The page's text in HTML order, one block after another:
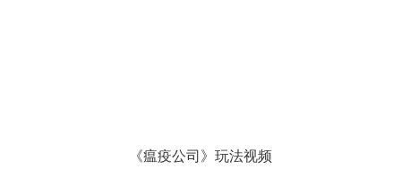
《瘟疫公司》玩法视频